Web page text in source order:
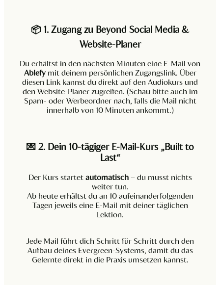
📦 1. Zugang zu Beyond Social Media &
Website-Planer
Du erhältst in den nächsten Minuten eine E-Mail von
Ablefy mit deinem persönlichen Zugangslink. Über
diesen Link kannst du direkt auf den Audiokurs und
den Website-Planer zugreifen. (Schau bitte auch im
Spam- oder Werbeordner nach, falls die Mail nicht
innerhalb von 10 Minuten ankommt.)
💌 2. Dein 10-tägiger E-Mail-Kurs „Built to
Last“
Der Kurs startet automatisch– du musst nichts
weiter tun.
Ab heute erhältst du an 10 aufeinanderfolgenden
Tagen jeweils eine E-Mail mit deiner täglichen
Lektion.
Jede Mail führt dich Schritt für Schritt durch den
Aufbau deines Evergreen-Systems, damit du das
Gelernte direkt in die Praxis umsetzen kannst.